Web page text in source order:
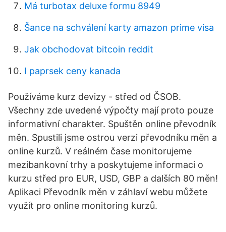
Má turbotax deluxe formu 8949
Šance na schválení karty amazon prime visa
Jak obchodovat bitcoin reddit
I paprsek ceny kanada
Používáme kurz devizy - střed od ČSOB.
Všechny zde uvedené výpočty mají proto pouze
informativní charakter. Spuštěn online převodník
měn. Spustili jsme ostrou verzi převodníku měn a
online kurzů. V reálném čase monitorujeme
mezibankovní trhy a poskytujeme informaci o
kurzu střed pro EUR, USD, GBP a dalších 80 měn!
Aplikaci Převodník měn v záhlaví webu můžete
využít pro online monitoring kurzů.